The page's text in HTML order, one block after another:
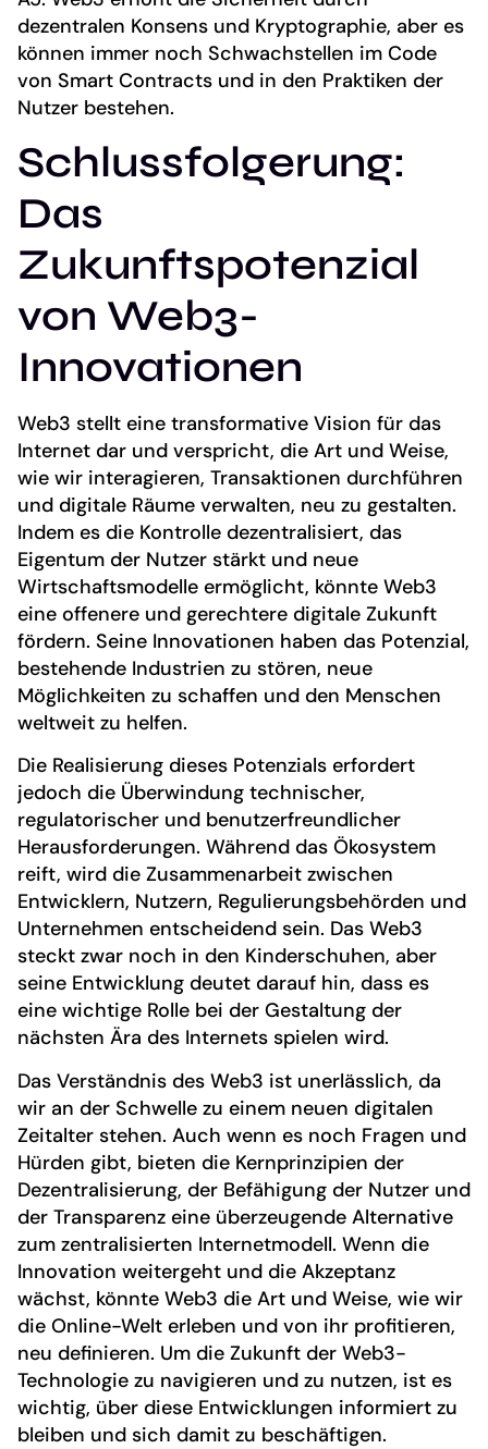
dezentralen Konsens und Kryptographie, aber es
können immer noch Schwachstellen im Code
von Smart Contracts und in den Praktiken der
Nutzer bestehen.
Schlussfolgerung:
Das
Zukunftspotenzial
von Web3-
Innovationen
Web3 stellt eine transformative Vision für das
Internet dar und verspricht, die Art und Weise,
wie wir interagieren, Transaktionen durchführen
und digitale Räume verwalten, neu zu gestalten.
Indem es die Kontrolle dezentralisiert, das
Eigentum der Nutzer stärkt und neue
Wirtschaftsmodelle ermöglicht, könnte Web3
eine offenere und gerechtere digitale Zukunft
fördern. Seine Innovationen haben das Potenzial,
bestehende Industrien zu stören, neue
Möglichkeiten zu schaffen und den Menschen
weltweit zu helfen.
Die Realisierung dieses Potenzials erfordert
jedoch die Überwindung technischer,
regulatorischer und benutzerfreundlicher
Herausforderungen. Während das Ökosystem
reift, wird die Zusammenarbeit zwischen
Entwicklern, Nutzern, Regulierungsbehörden und
Unternehmen entscheidend sein. Das Web3
steckt zwar noch in den Kinderschuhen, aber
seine Entwicklung deutet darauf hin, dass es
eine wichtige Rolle bei der Gestaltung der
nächsten Ära des Internets spielen wird.
Das Verständnis des Web3 ist unerlässlich, da
wir an der Schwelle zu einem neuen digitalen
Zeitalter stehen. Auch wenn es noch Fragen und
Hürden gibt, bieten die Kernprinzipien der
Dezentralisierung, der Befähigung der Nutzer und
der Transparenz eine überzeugende Alternative
zum zentralisierten Internetmodell. Wenn die
Innovation weitergeht und die Akzeptanz
wächst, könnte Web3 die Art und Weise, wie wir
die Online-Welt erleben und von ihr profitieren,
neu definieren. Um die Zukunft der Web3-
Technologie zu navigieren und zu nutzen, ist es
wichtig, über diese Entwicklungen informiert zu
bleiben und sich damit zu beschäftigen.